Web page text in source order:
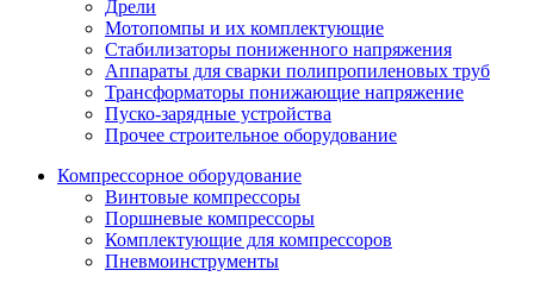
Дрели
Мотопомпы и их комплектующие
Стабилизаторы пониженного напряжения
Аппараты для сварки полипропиленовых труб
Трансформаторы понижающие напряжение
Пуско-зарядные устройства
Прочее строительное оборудование
Компрессорное оборудование
Винтовые компрессоры
Поршневые компрессоры
Комплектующие для компрессоров
Пневмоинструменты